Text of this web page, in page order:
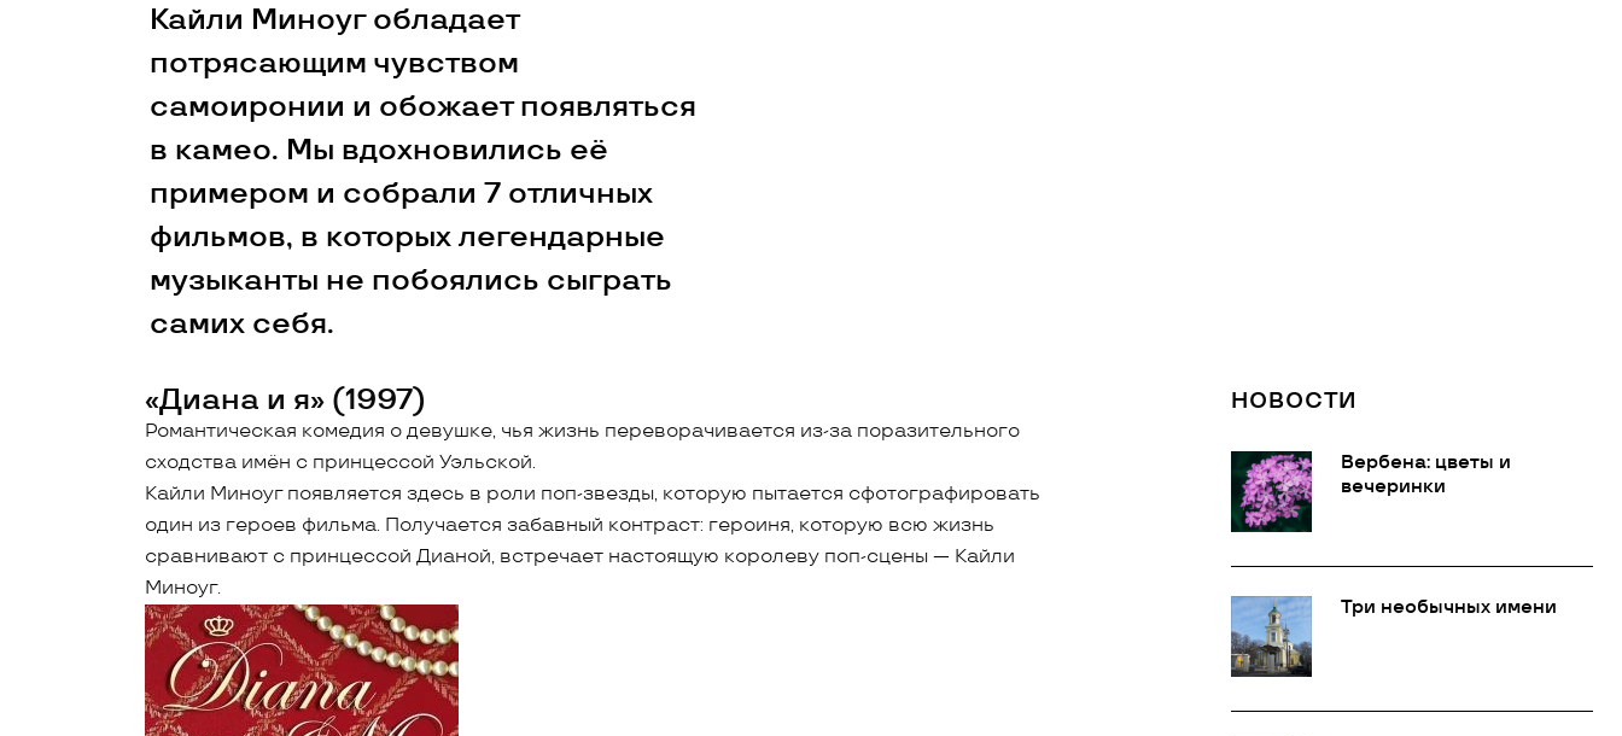
Кайли Миноуг обладает
потрясающим чувством
самоиронии и обожает появляться
в камео. Мы вдохновились её
примером и собрали 7 отличных
фильмов, в которых легендарные
музыканты не побоялись сыграть
самих себя.
«Диана и я» (1997)
Романтическая комедия о девушке, чья жизнь переворачивается из-за поразительного
сходства имён с принцессой Уэльской.
Кайли Миноуг появляется здесь в роли поп-звезды, которую пытается сфотографировать
один из героев фильма. Получается забавный контраст: героиня, которую всю жизнь
сравнивают с принцессой Дианой, встречает настоящую королеву поп-сцены — Кайли
Миноуг.
НОВОСТИ
Вербена: цветы и
вечеринки
Три необычных имени